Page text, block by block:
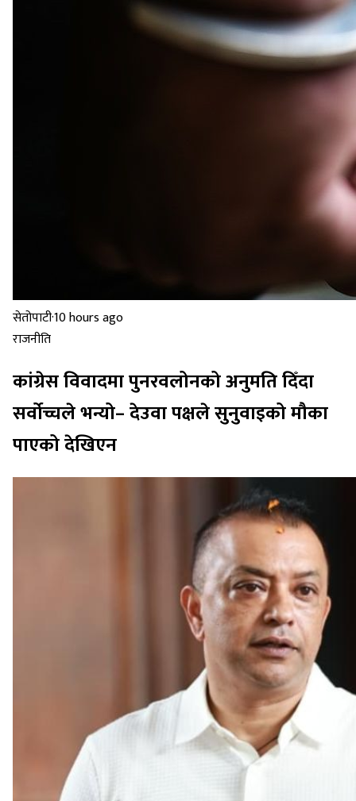
सेतोपाटी·10 hours ago
राजनीति
कांग्रेस विवादमा पुनरवलोनको अनुमति दिँदा
सर्वोच्चले भन्यो– देउवा पक्षले सुनुवाइको मौका
पाएको देखिएन